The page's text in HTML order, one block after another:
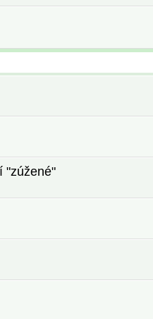
"zúžené"